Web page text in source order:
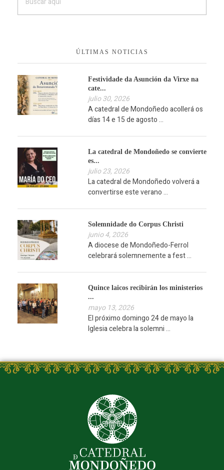
ÚLTIMAS NOTICIAS
Festividade da Asunción da Virxe na
cate...
julio 30, 2026
A catedral de Mondoñedo acollerá os
días 14 e 15 de agosto ...
La catedral de Mondoñedo se convierte
es...
julio 23, 2026
La catedral de Mondoñedo volverá a
convertirse este verano ...
Solemnidade do Corpus Christi
junio 4, 2026
A diocese de Mondoñedo-Ferrol
celebrará solemnemente a fest ...
Quince laicos recibirán los ministerios
...
mayo 13, 2026
El próximo domingo 24 de mayo la
Iglesia celebra la solemni ...